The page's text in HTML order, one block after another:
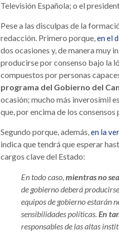
Televisión Española; o el
Pese a las disculpas de la
redacción. Primero porque,en el
dos ocasiones y, de manera muy
producirse por consenso bajo la
compuestos por personas
programa del Gobierno del
ocasión; mucho más inverosímil
que, por encima de los
Segundo porque, además,en la
indica que tendrá que esperar
cargos clave del Estado:
En todo caso, mientras no
de gobierno deberá
equipos de gobierno estarán
sensibilidades políticas.En
responsables de las altas